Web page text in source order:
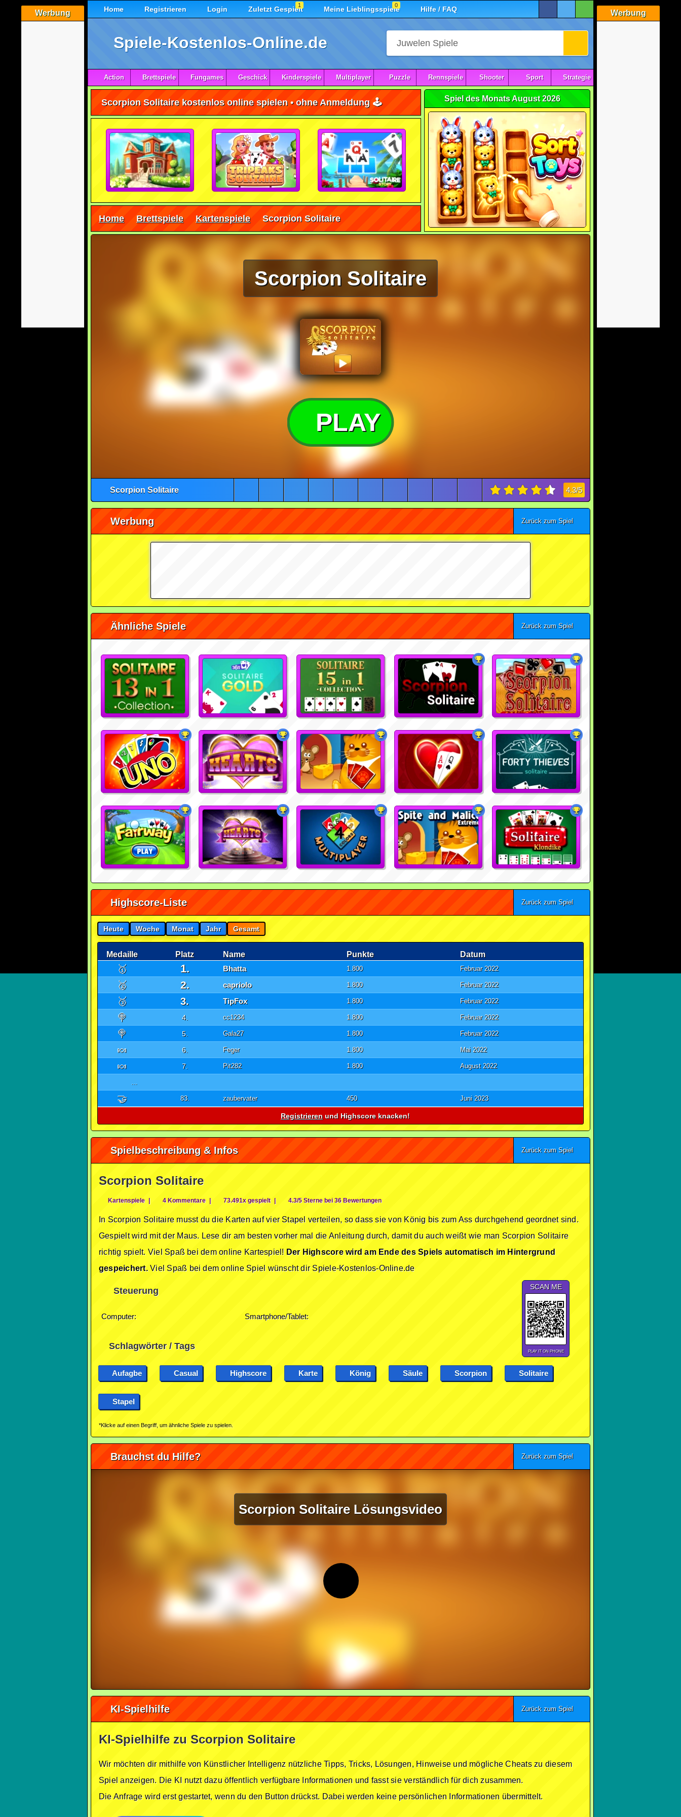
Werbung Werbung
Home Registrieren Login Zuletzt Gespielt
1 Meine Lieblingsspiele
0 Hilfe / FAQ
Spiele-Kostenlos-Online.de
Action Brettspiele Fungames Geschick Kinderspiele Multiplayer Puzzle Rennspiele Shooter Sport Strategie
Scorpion Solitaire kostenlos online spielen • ohne Anmeldung 🕹️
Home Brettspiele Kartenspiele Scorpion Solitaire
Spiel des Monats August 2026
Scorpion Solitaire
PLAY
Scorpion Solitaire 4.3/5
Werbung Zurück zum Spiel
Ähnliche Spiele Zurück zum Spiel
Highscore-Liste Zurück zum Spiel
Heute Woche Monat Jahr Gesamt
Medaille Platz Name Punkte Datum
🥇 1. Bhatta 1.800 Februar 2022
🥈 2. capriolo 1.800 Februar 2022
🥉 3. TipFox 1.800 Februar 2022
🍭 4. cc1234 1.800 Februar 2022
🍭 5. Gala27 1.800 Februar 2022
🍬 6. Feger 1.800 Mai 2022
🍬 7. Pit282 1.800 August 2022
...
🤝 83. zaubervater 450 Juni 2023
Registrieren und Highscore knacken!
Spielbeschreibung & Infos Zurück zum Spiel
Scorpion Solitaire
Kartenspiele | 4 Kommentare | 73.491x gespielt | 4.3/5 Sterne bei 36 Bewertungen
In Scorpion Solitaire musst du die Karten auf vier Stapel verteilen, so dass sie von König bis zum Ass durchgehend geordnet sind.
Gespielt wird mit der Maus. Lese dir am besten vorher mal die Anleitung durch, damit du auch weißt wie man Scorpion Solitaire
richtig spielt. Viel Spaß bei dem online Kartespiel! Der Highscore wird am Ende des Spiels automatisch im Hintergrund
gespeichert.Viel Spaß bei dem online Spiel wünscht dir Spiele-Kostenlos-Online.de
Steuerung
Computer: Smartphone/Tablet:
SCAN ME
PLAY IT ON PHONE
Schlagwörter / Tags
Aufagbe Casual Highscore Karte König Säule Scorpion Solitaire
Stapel
*Klicke auf einen Begriff, um ähnliche Spiele zu spielen.
Brauchst du Hilfe? Zurück zum Spiel
Scorpion Solitaire Lösungsvideo
KI-Spielhilfe Zurück zum Spiel
KI-Spielhilfe zu Scorpion Solitaire
Wir möchten dir mithilfe von Künstlicher Intelligenz nützliche Tipps, Tricks, Lösungen, Hinweise und mögliche Cheats zu diesem
Spiel anzeigen. Die KI nutzt dazu öffentlich verfügbare Informationen und fasst sie verständlich für dich zusammen.
Die Anfrage wird erst gestartet, wenn du den Button drückst. Dabei werden keine persönlichen Informationen übermittelt.